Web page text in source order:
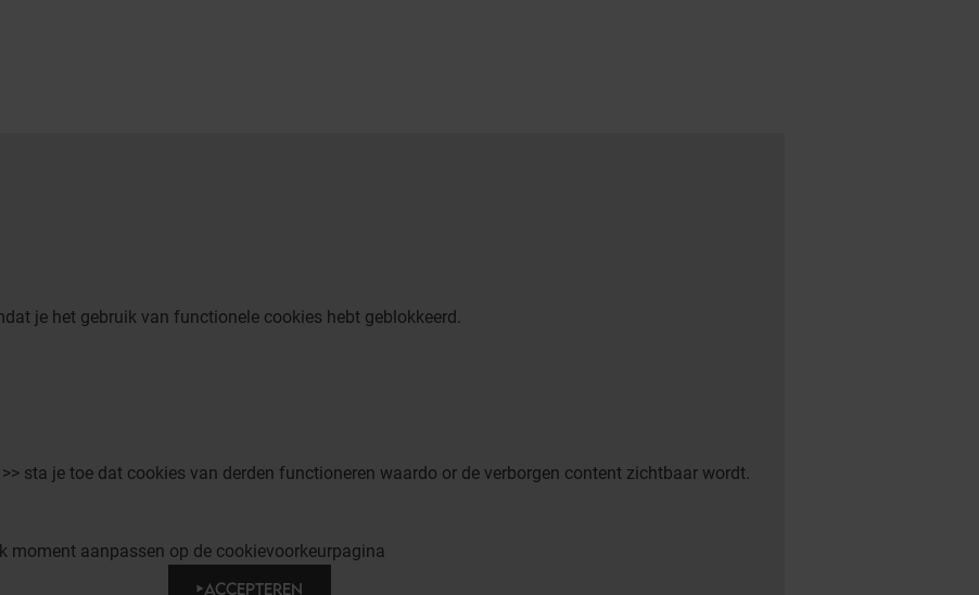
je het gebruik van functionele cookies hebt geblokkeerd.
sta je toe dat cookies van derden functioneren waardo or de verborgen content zichtbaar wordt.
moment aanpassen op de cookievoorkeurpagina
ACCEPTEREN